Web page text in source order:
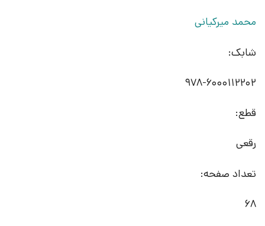
محمد میرکیانی
شابک:
978-6000112202
قطع:
رقعی
تعداد صفحه:
68